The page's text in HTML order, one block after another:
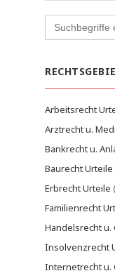
Search
for:
Arbeitsrecht
Arztrecht u.
Bankrecht u.
Baurecht Urteile
Erbrecht Urteile
Familienrecht
Handelsrecht
Insolvenzrecht
Internetrecht u.